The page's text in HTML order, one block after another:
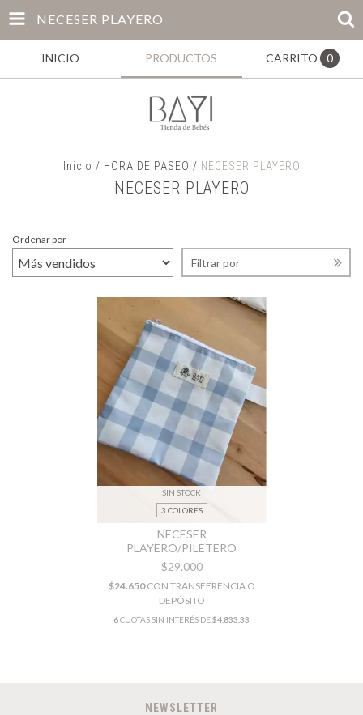
NECESER PLAYERO
INICIO PRODUCTOS CARRITO 0
Inicio / HORA DE PASEO / NECESER PLAYERO
NECESER PLAYERO
Ordenar por
Filtrar por
SIN STOCK
3 COLORES
NECESER
PLAYERO/PILETERO
$29.000
$24.650CON TRANSFERENCIA O
DEPÓSITO
6CUOTAS SIN INTERÉS DE$4.833,33
NEWSLETTER